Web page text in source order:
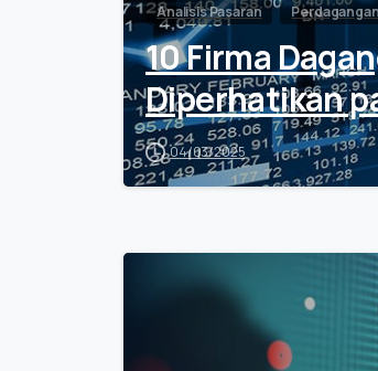
Analisis Pasaran
10 Firma
Diperhatikan
04/03/2025